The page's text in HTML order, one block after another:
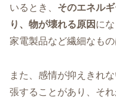
いるとき、 そのエネル
り、物が壊れる原因 に
家電製品など繊細なも
また、感情が抑えきれ
張することがあり、そ